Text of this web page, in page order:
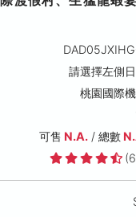
請選擇左側
桃園國際
可售 N.A./ 總數